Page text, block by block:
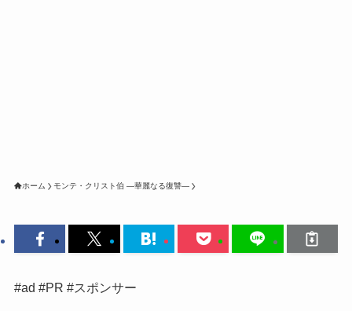
ホーム モンテ・クリスト伯 ―華麗なる復讐―
#ad #PR #スポンサー